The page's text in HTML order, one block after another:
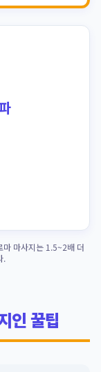
마사지는 1.5~2배 더
.
인 꿀팁